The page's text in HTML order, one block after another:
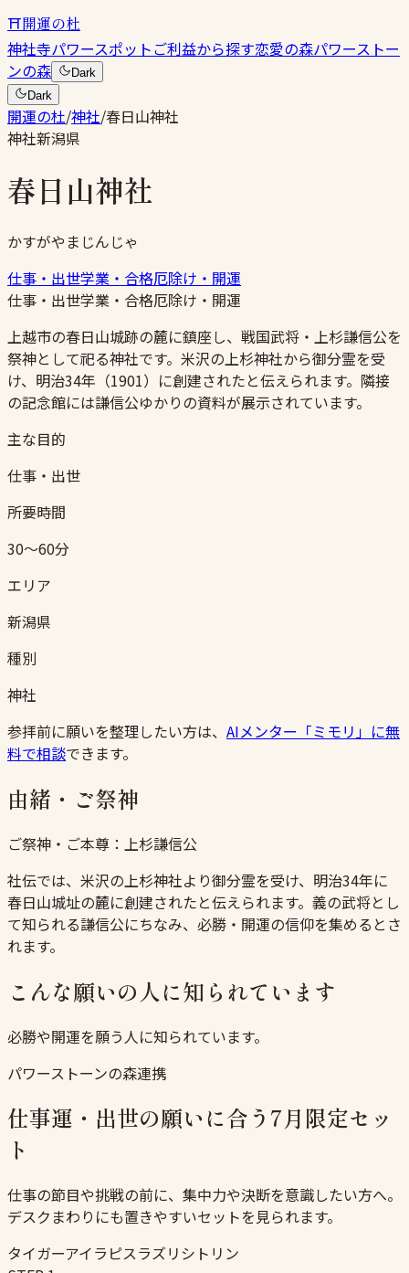
⛩開運の杜
神社寺パワースポットご利益から探す恋愛の森パワーストー
ンの森
Dark
Dark
開運の杜/神社/春日山神社
神社新潟県
春日山神社
かすがやまじんじゃ
仕事・出世学業・合格厄除け・開運
仕事・出世学業・合格厄除け・開運
上越市の春日山城跡の麓に鎮座し、戦国武将・上杉謙信公を
祭神として祀る神社です。米沢の上杉神社から御分霊を受
け、明治34年（1901）に創建されたと伝えられます。隣接
の記念館には謙信公ゆかりの資料が展示されています。
主な目的
仕事・出世
所要時間
30〜60分
エリア
新潟県
種別
神社
参拝前に願いを整理したい方は、 AIメンター「ミモリ」に無
料で相談できます。
由緒・ご祭神
ご祭神・ご本尊： 上杉謙信公
社伝では、米沢の上杉神社より御分霊を受け、明治34年に
春日山城址の麓に創建されたと伝えられます。義の武将とし
て知られる謙信公にちなみ、必勝・開運の信仰を集めるとさ
れます。
こんな願いの人に知られています
必勝や開運を願う人に知られています。
パワーストーンの森連携
仕事運・出世の願いに合う7月限定セッ
ト
仕事の節目や挑戦の前に、集中力や決断を意識したい方へ。
デスクまわりにも置きやすいセットを見られます。
タイガーアイラピスラズリ シトリン